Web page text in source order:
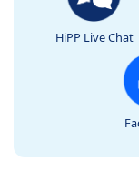
HiPP Live Chat